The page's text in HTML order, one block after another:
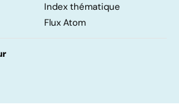
Index thématique
Flux Atom